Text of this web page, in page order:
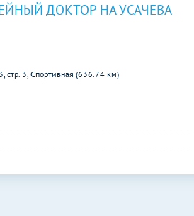
ДОКТОР НА УСАЧЕВА
стр. 3, Спортивная (636.74 км)